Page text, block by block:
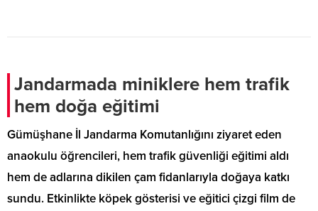
mensuplarının görüşleri dikkate
alınacak. Partililere, “Mevcut
başkan devam etsin mi? Kimi aday
olarak görmek istersiniz?” diye
sorulacak....
Jandarmada miniklere hem trafik
hem doğa eğitimi
Gümüşhane İl Jandarma Komutanlığını ziyaret eden
anaokulu öğrencileri, hem trafik güvenliği eğitimi aldı
hem de adlarına dikilen çam fidanlarıyla doğaya katkı
sundu. Etkinlikte köpek gösterisi ve eğitici çizgi film de